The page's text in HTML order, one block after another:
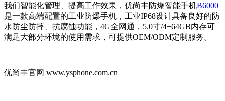
我们智能化管理、提高工作效果，优尚丰防爆智能手机B6000
是一款高端配置的工业防爆手机，工业IP68设计具备良好的防
水防尘防摔、抗腐蚀功能，4G全网通，5.0寸/4+64GB内存可
满足大部分环境的使用需求，可提供OEM/ODM定制服务。
优尚丰官网 www.ysphone.com.cn